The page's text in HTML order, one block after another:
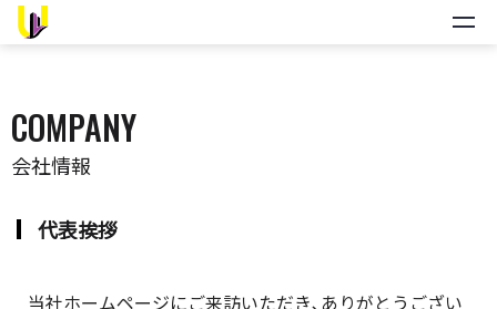
COMPANY
会社情報
代表挨拶
当社ホームページにご来訪いただき､ありがとうござい